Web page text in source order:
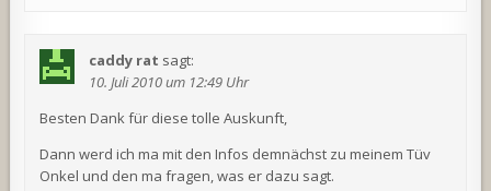
caddy rat sagt:
10. Juli 2010 um 12:49 Uhr
Besten Dank für diese tolle Auskunft,
Dann werd ich ma mit den Infos demnächst zu meinem Tüv
Onkel und den ma fragen, was er dazu sagt.